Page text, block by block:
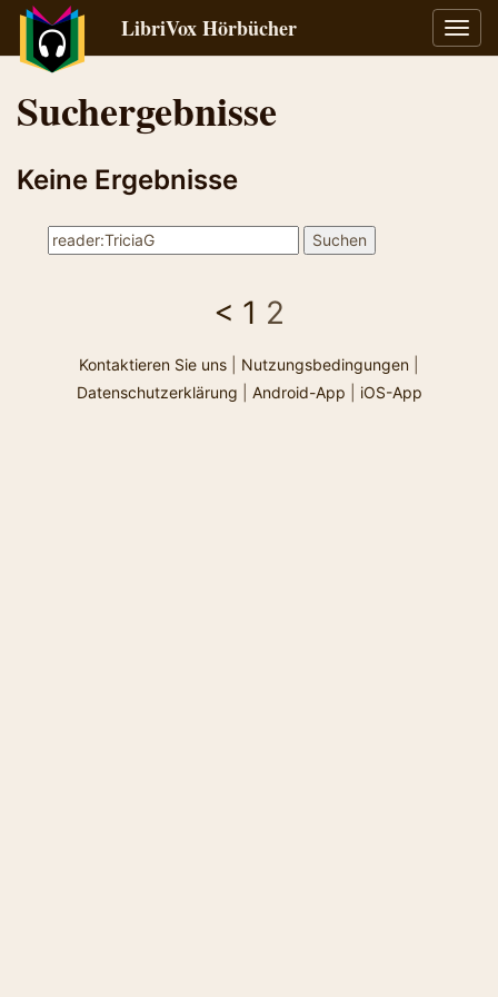
LibriVox Hörbücher
Suchergebnisse
Keine Ergebnisse
< 1 2
Kontaktieren Sie uns Nutzungsbedingungen
Datenschutzerklärung
Android-App iOS-App